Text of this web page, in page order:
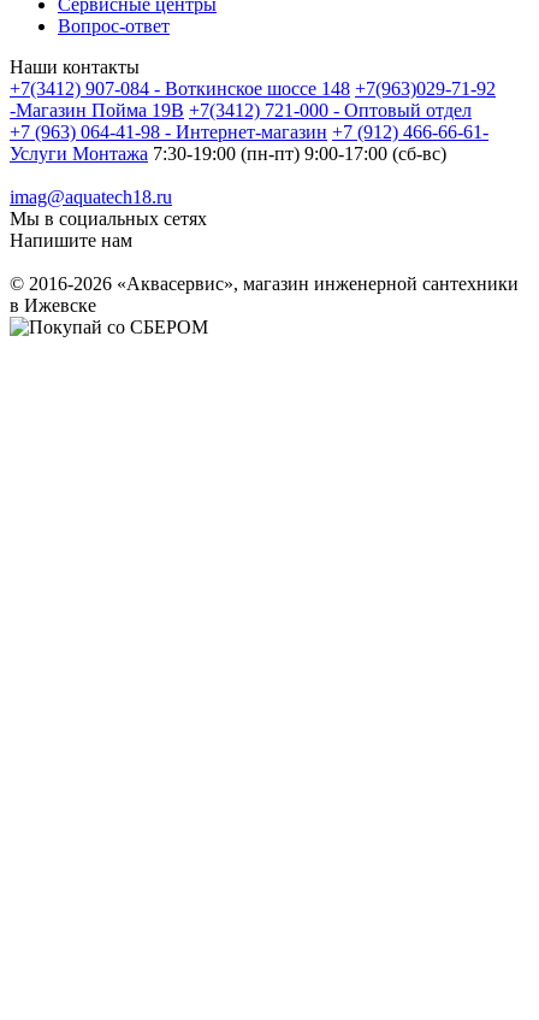
Вопрос-ответ
Наши контакты
+7(3412) 907-084 - Воткинское шоссе 148 +7(963)029-71-92
-Магазин Пойма 19В +7(3412) 721-000 - Оптовый отдел
+7 (963) 064-41-98 - Интернет-магазин +7 (912) 466-66-61-
Услуги Монтажа 7:30-19:00 (пн-пт) 9:00-17:00 (сб-вс)
imag@aquatech18.ru
Мы в социальных сетях
Напишите нам
© 2016-2026 «Аквасервис», магазин инженерной сантехники
в Ижевске